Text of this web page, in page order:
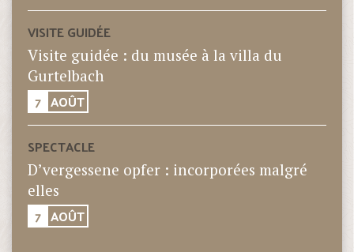
VISITE GUIDÉE
Visite guidée : du musée à la villa du
Gurtelbach
7 AOÛT
SPECTACLE
D’vergessene opfer : incorporées malgré
elles
7 AOÛT